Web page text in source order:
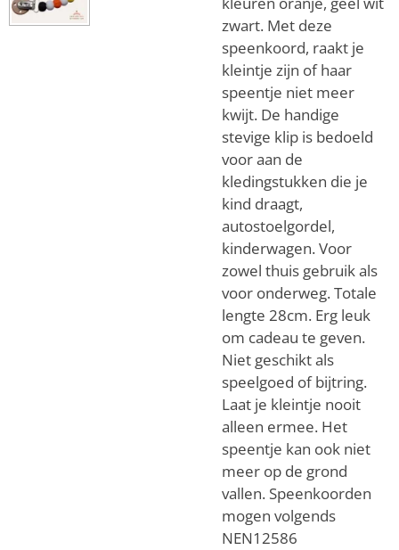
zwart. Met deze
speenkoord, raakt je
kleintje zijn of haar
speentje niet meer
kwijt. De handige
stevige klip is bedoeld
voor aan de
kledingstukken die je
kind draagt,
autostoelgordel,
kinderwagen. Voor
zowel thuis gebruik als
voor onderweg.Totale
lengte 28cm. Erg leuk
om cadeau te geven.
Niet geschikt als
speelgoed of bijtring.
Laat je kleintje nooit
alleen ermee. Het
speentje kan ook niet
meer op de grond
vallen. Speenkoorden
mogen volgends
NEN12586